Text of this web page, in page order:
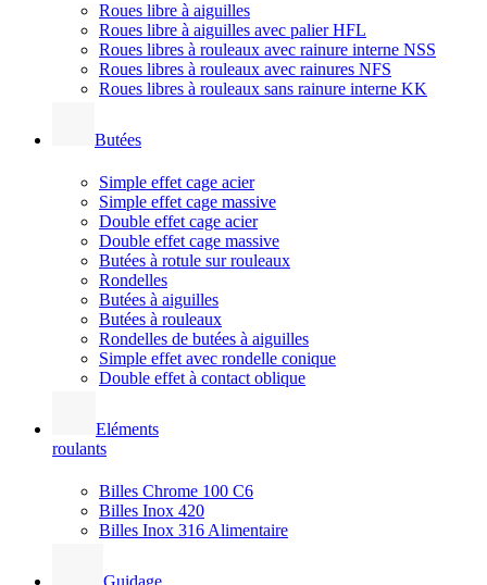
Roues libre à aiguilles
Roues libre à aiguilles avec palier HFL
Roues libres à rouleaux avec rainure interne NSS
Roues libres à rouleaux avec rainures NFS
Roues libres à rouleaux sans rainure interne KK
Butées
Simple effet cage acier
Simple effet cage massive
Double effet cage acier
Double effet cage massive
Butées à rotule sur rouleaux
Rondelles
Butées à aiguilles
Butées à rouleaux
Rondelles de butées à aiguilles
Simple effet avec rondelle conique
Double effet à contact oblique
Eléments
roulants
Billes Chrome 100 C6
Billes Inox 420
Billes Inox 316 Alimentaire
Guidage